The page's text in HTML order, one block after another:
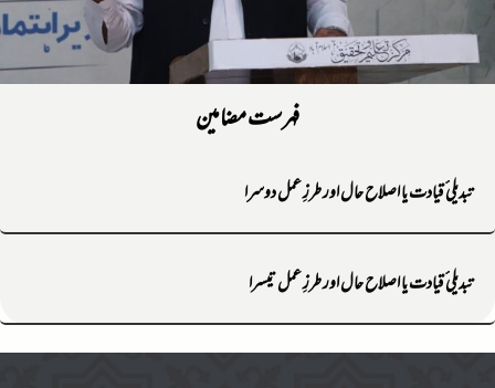
فہرست مضامین
تبدیلی ٔقیادت یا اصلاح حال اور طرزِ عمل دوسرا
تبدیلی ٔقیادت یا اصلاح حال اور طرزِ عمل تیسرا